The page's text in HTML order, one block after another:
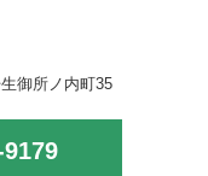
御所ノ内町35